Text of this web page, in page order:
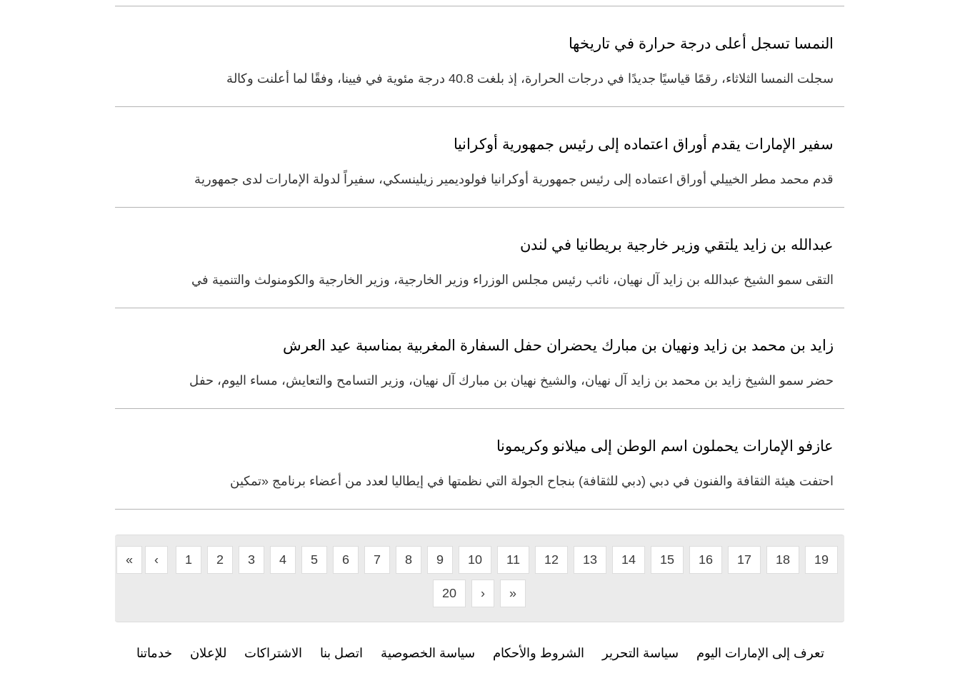
النمسا تسجل أعلى درجة حرارة في تاريخها
سجلت النمسا الثلاثاء، رقمًا قياسيًا جديدًا في درجات الحرارة، إذ بلغت 40.8 درجة مئوية في فيينا، وفقًا لما أعلنت وكالة
سفير الإمارات يقدم أوراق اعتماده إلى رئيس جمهورية أوكرانيا
قدم محمد مطر الخييلي أوراق اعتماده إلى رئيس جمهورية أوكرانيا فولوديمير زيلينسكي، سفيراً لدولة الإمارات لدى جمهورية
عبدالله بن زايد يلتقي وزير خارجية بريطانيا في لندن
التقى سمو الشيخ عبدالله بن زايد آل نهيان، نائب رئيس مجلس الوزراء وزير الخارجية، وزير الخارجية والكومنولث والتنمية في
زايد بن محمد بن زايد ونهيان بن مبارك يحضران حفل السفارة المغربية بمناسبة عيد العرش
حضر سمو الشيخ زايد بن محمد بن زايد آل نهيان، والشيخ نهيان بن مبارك آل نهيان، وزير التسامح والتعايش، مساء اليوم، حفل
عازفو الإمارات يحملون اسم الوطن إلى ميلانو وكريمونا
احتفت هيئة الثقافة والفنون في دبي (دبي للثقافة) بنجاح الجولة التي نظمتها في إيطاليا لعدد من أعضاء برنامج «تمكين
« ‹ 1 2 3 4 5 6 7 8 9 10 11 12 13 14 15 16 17 18 19
20 › »
تعرف إلى الإمارات اليوم سياسة التحرير الشروط والأحكام سياسة الخصوصية اتصل بنا الاشتراكات للإعلان خدماتنا